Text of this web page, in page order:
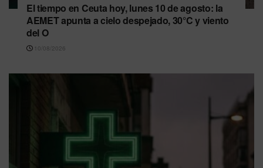
El tiempo en Ceuta hoy, lunes 10 de agosto: la
AEMET apunta a cielo despejado, 30°C y viento
del O
10/08/2026